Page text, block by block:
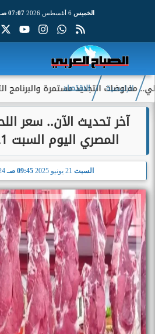
الخميس 07:07 صـ
التجديد مستمرة والبرنامج
الرئيسية الاقتصاد
آخر تحديث الآن.. سعر
المصري اليوم السبت 21 يونيو 2025
السبت 09:45 صـ 24 ذو